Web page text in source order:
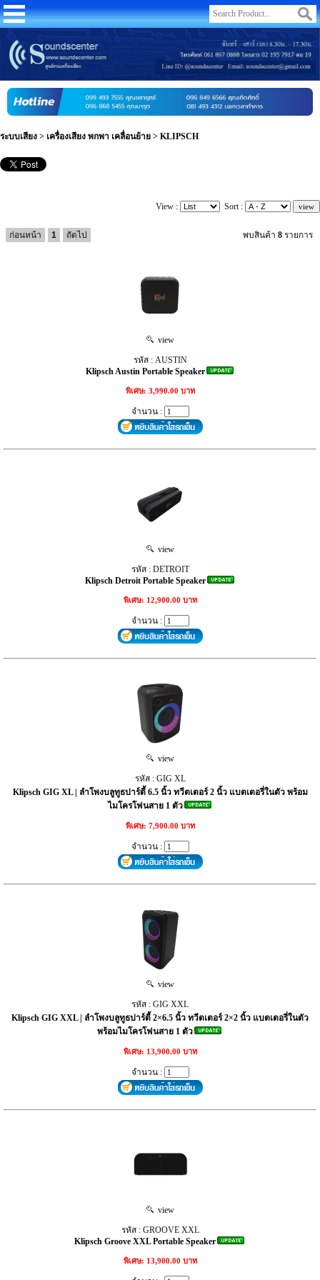
ระบบเสียง > เครื่องเสียง พกพา เคลื่อนย้าย > KLIPSCH
View : Sort :
ก่อนหน้า 1 ถัดไป พบสินค้า 8 รายการ
view
รหัส : AUSTIN
Klipsch Austin Portable Speaker
พิเศษ: 3,990.00 บาท
จำนวน :
view
รหัส : DETROIT
Klipsch Detroit Portable Speaker
พิเศษ: 12,900.00 บาท
จำนวน :
view
รหัส : GIG XL
Klipsch GIG XL | ลำโพงบลูทูธปาร์ตี้ 6.5 นิ้ว ทวีตเตอร์ 2 นิ้ว แบตเตอรี่ในตัว พร้อม
ไมโครโฟนสาย 1 ตัว
พิเศษ: 7,900.00 บาท
จำนวน :
view
รหัส : GIG XXL
Klipsch GIG XXL | ลำโพงบลูทูธปาร์ตี้ 2×6.5 นิ้ว ทวีตเตอร์ 2×2 นิ้ว แบตเตอรี่ในตัว
พร้อมไมโครโฟนสาย 1 ตัว
พิเศษ: 13,900.00 บาท
จำนวน :
view
รหัส : GROOVE XXL
Klipsch Groove XXL Portable Speaker
พิเศษ: 13,900.00 บาท